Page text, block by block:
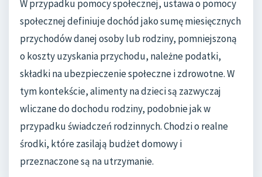
W przypadku pomocy społecznej, ustawa o pomocy
społecznej definiuje dochód jako sumę miesięcznych
przychodów danej osoby lub rodziny, pomniejszoną
o koszty uzyskania przychodu, należne podatki,
składki na ubezpieczenie społeczne i zdrowotne. W
tym kontekście, alimenty na dzieci są zazwyczaj
wliczane do dochodu rodziny, podobnie jak w
przypadku świadczeń rodzinnych. Chodzi o realne
środki, które zasilają budżet domowy i
przeznaczone są na utrzymanie.